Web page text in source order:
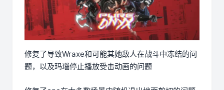
修复了导致Wraxe和可能其她敌人在战斗中冻结的问
题，以及玛瑙停止播放受击动画的问题